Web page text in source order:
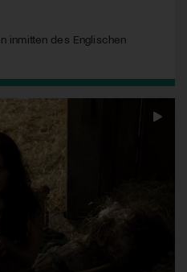
inmitten des Englischen